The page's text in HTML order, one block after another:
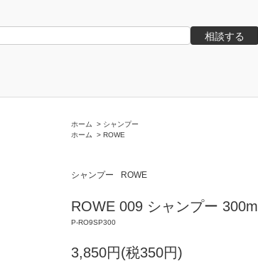
相談する
ホーム > シャンプー
ホーム
> ROWE
シャンプー ROWE
ROWE 009 シャンプー 300ml
P-RO9SP300
3,850円(税350円)